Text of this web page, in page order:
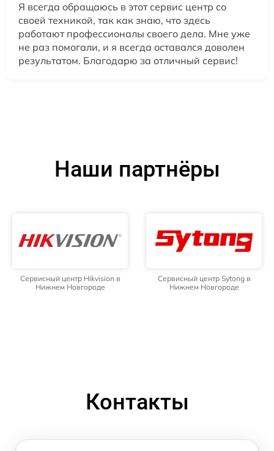
Я всегда обращаюсь в этот сервис центр со
своей техникой, так как знаю, что здесь
работают профессионалы своего дела. Мне уже
не раз помогали, и я всегда оставался доволен
результатом. Благодарю за отличный сервис!
Наши партнёры
Сервисный центр Hikvision в
Нижнем Новгороде
Сервисный центр Sytong в
Нижнем Новгороде
Контакты